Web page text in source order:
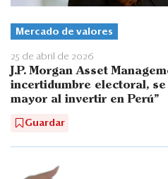
Mercado de valores
25 de abril de 2026
J.P. Morgan Asset
incertidumbre electoral,
mayor al invertir en Perú”
Guardar